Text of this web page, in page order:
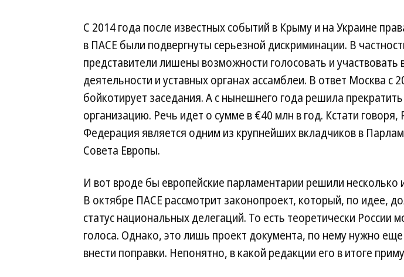
С 2014 года после известных событий в Крыму и на Украине
в ПАСЕ были подвергнуты серьезной дискриминации. В
представители лишены возможности голосовать и участвовать
деятельности и уставных органах ассамблеи. В ответ Москва с
бойкотирует заседания. А с нынешнего года решила
организацию. Речь идет о сумме в €40 млн в год. Кстати говоря,
Федерация является одним из крупнейших вкладчиков в
Совета Европы.
И вот вроде бы европейские парламентарии решили несколько
В октябре ПАСЕ рассмотрит законопроект, который, по идее,
статус национальных делегаций. То есть теоретически России
голоса. Однако, это лишь проект документа, по нему нужно
внести поправки. Непонятно, в какой редакции его в итоге